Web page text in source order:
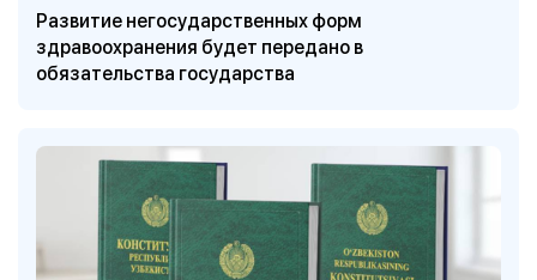
Развитие негосударственных форм
здравоохранения будет передано в
обязательства государства